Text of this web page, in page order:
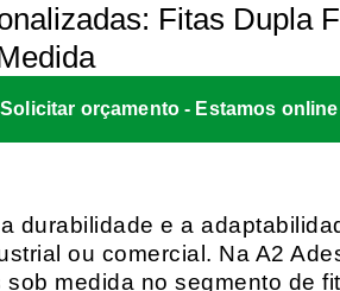
Fitas Dupla
Solicitar orçamento - Estamos online
durabilidade e a
ou comercial. Na A2
medida no segmento de